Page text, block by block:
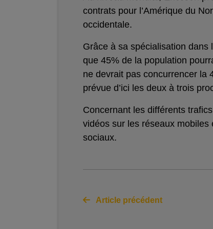
contrats pour l’Amérique du
occidentale.
Grâce à sa spécialisation dans
que 45% de la population
ne devrait pas concurrencer la
prévue d’ici les deux à trois
Concernant les différents
vidéos sur les réseaux mobiles
sociaux.
Article précédent